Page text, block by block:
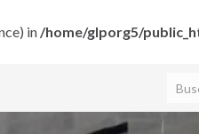
in /home/glporg5/